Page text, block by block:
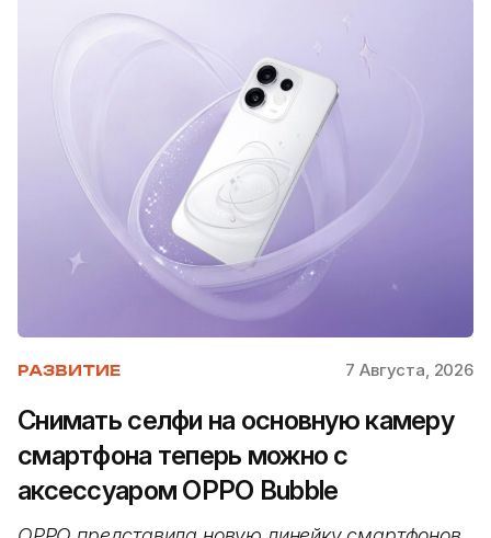
РАЗВИТИЕ 7 Августа, 2026
Снимать селфи на основную камеру
смартфона теперь можно с
аксессуаром OPPO Bubble